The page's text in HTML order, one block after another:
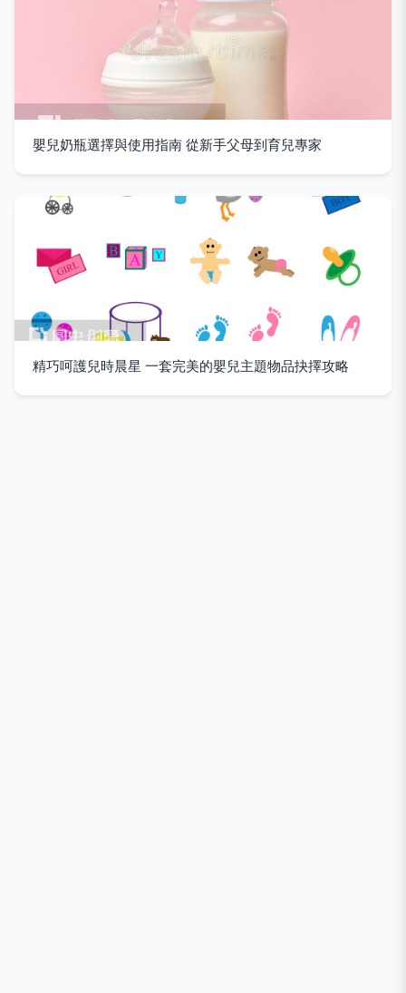
嬰兒奶瓶選擇與使用指南 從新手父母到育兒專家
精巧呵護兒時晨星 一套完美的嬰兒主題物品抉擇攻略